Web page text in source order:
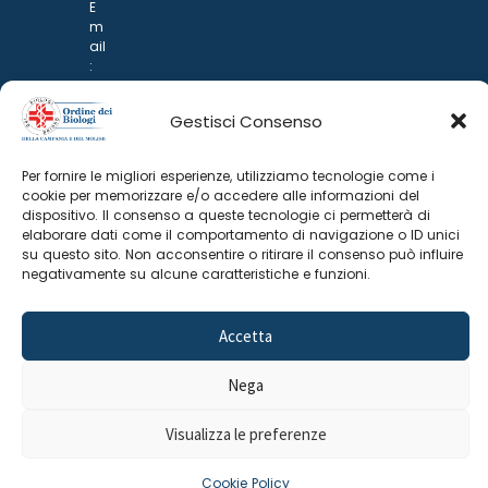
Gestisci Consenso
Per fornire le migliori esperienze, utilizziamo tecnologie come i
cookie per memorizzare e/o accedere alle informazioni del
dispositivo. Il consenso a queste tecnologie ci permetterà di
elaborare dati come il comportamento di navigazione o ID unici
su questo sito. Non acconsentire o ritirare il consenso può influire
negativamente su alcune caratteristiche e funzioni.
Accetta
Nega
Visualizza le preferenze
Cookie Policy
E
m
ail
:
rp
d
@
p
n
ar
i.it
Privacy Policy